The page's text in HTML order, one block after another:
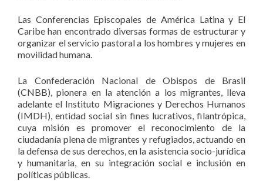
Las Conferencias Episcopales de América Latina y El
Caribe han encontrado diversas formas de estructurar y
organizar el servicio pastoral a los hombres y mujeres en
movilidad humana.
La Confederación Nacional de Obispos de Brasil
(CNBB), pionera en la atención a los migrantes, lleva
adelante el Instituto Migraciones y Derechos Humanos
(IMDH), entidad social sin fines lucrativos, filantrópica,
cuya misión es promover el reconocimiento de la
ciudadanía plena de migrantes y refugiados, actuando en
la defensa de sus derechos, en la asistencia socio-jurídica
y humanitaria, en su integración social e inclusión en
políticas públicas.